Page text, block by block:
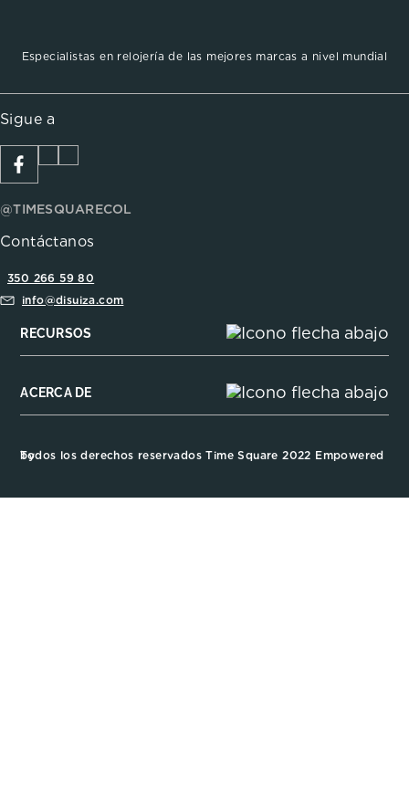
Especialistas en relojería de las mejores marcas a nivel mundial
Sigue a
@TIMESQUARECOL
Contáctanos
350 266 59 80
info@disuiza.com
RECURSOS
ACERCA DE
Todos los derechos reservados Time Square 2022 Empowered by